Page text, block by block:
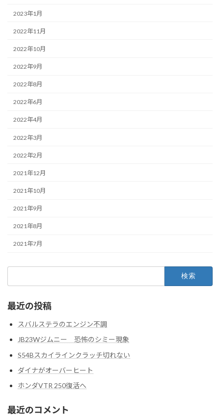
2023年1月
2022年11月
2022年10月
2022年9月
2022年8月
2022年6月
2022年4月
2022年3月
2022年2月
2021年12月
2021年10月
2021年9月
2021年8月
2021年7月
最近の投稿
スバルステラのエンジン不調
JB23Wジムニー 恐怖のシミー現象
S54Bスカイラインクラッチ切れない
ダイナがオーバーヒート
ホンダVTR 250復活へ
最近のコメント